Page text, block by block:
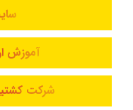
آموزش
شرکت